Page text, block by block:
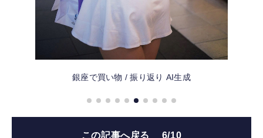
銀座で買い物 / 振り返り AI生成
この記事へ戻る 6/10